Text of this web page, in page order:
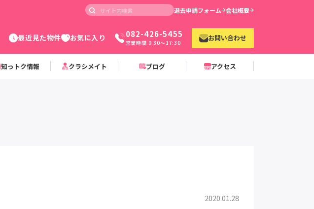
退去申請フォーム 会社概要
最近見た物件 お気に入り 082-426-5455
営業時間 9:30〜17:30
お問い合わせ
知っトク情報 クラシメイト ブログ アクセス
2020.01.28